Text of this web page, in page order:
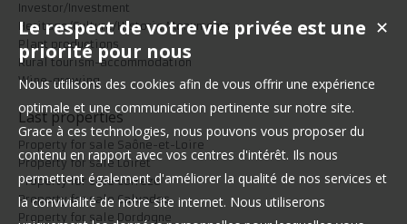
Investor/Investment
Heritage/Culture/Historic Monuments
Plant productions
Rural tourism-accommodation
Wine-growing
Last properties
Property for sale Saône-et-Loire
Property for sale Loiret
Property for sale Corrèze
Property for sale Calvados
Property for sale Dordogne
✕
Le respect de votre vie privée est une
priorité pour nous
Nous utilisons des cookies afin de vous offrir une expérience
optimale et une communication pertinente sur notre site.
Grace à ces technologies, nous pouvons vous proposer du
contenu en rapport avec vos centres d'intérêt. Ils nous
permettent également d'améliorer la qualité de nos services et
la convivialité de notre site internet. Nous utiliserons